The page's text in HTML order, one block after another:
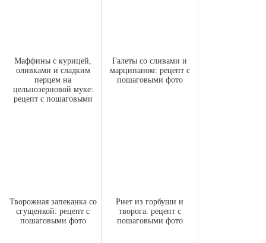
Маффины с курицей,
оливками и сладким
перцем на
цельнозерновой муке:
рецепт с пошаговыми
Галеты со сливами и
марципаном: рецепт с
пошаговыми фото
Творожная запеканка со
сгущенкой: рецепт с
пошаговыми фото
Риет из горбуши и
творога: рецепт с
пошаговыми фото